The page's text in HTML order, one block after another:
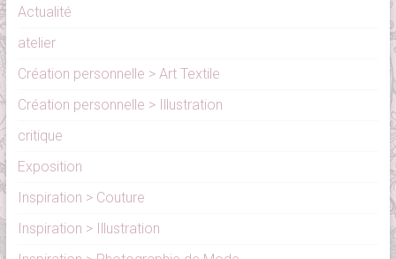
Actualité
atelier
Création personnelle > Art Textile
Création personnelle > Illustration
critique
Exposition
Inspiration > Couture
Inspiration > Illustration